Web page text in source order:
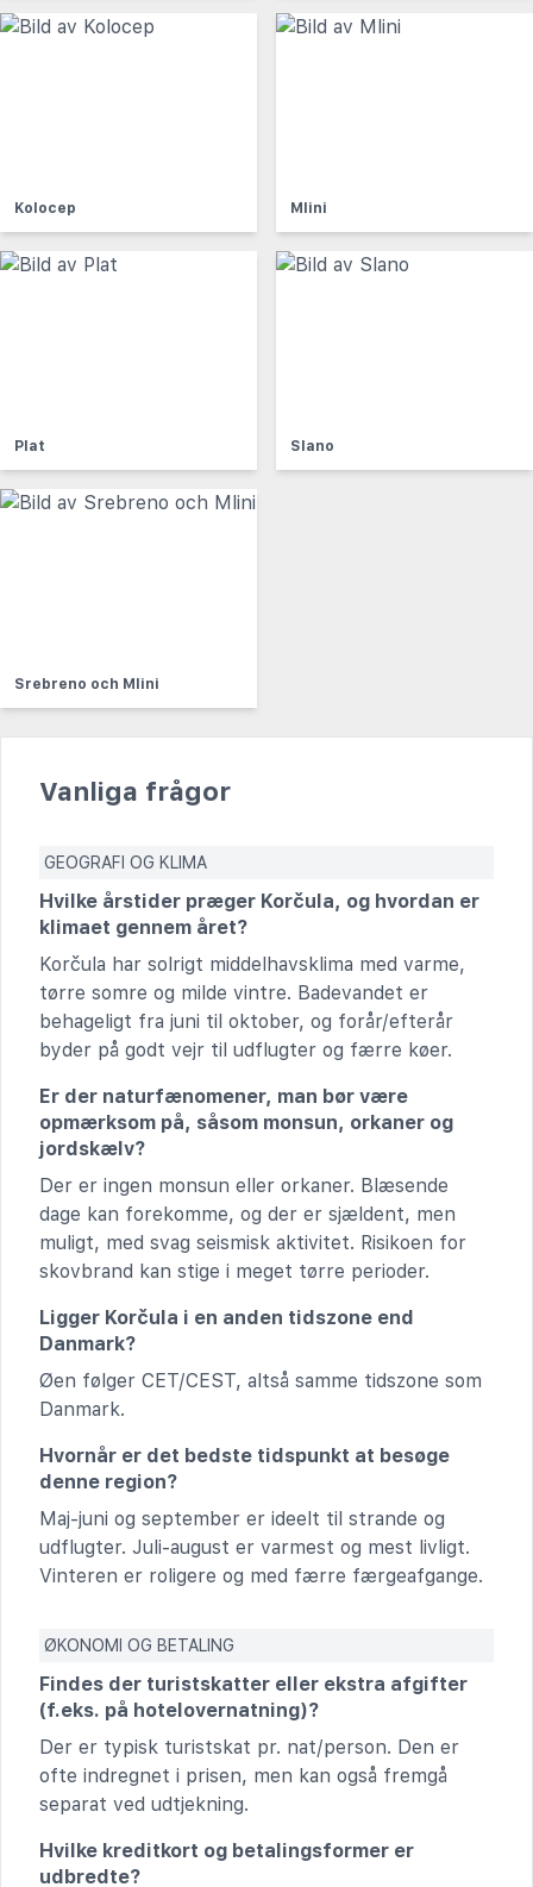
Kolocep Mlini
Plat Slano
Srebreno och Mlini
Vanliga frågor
GEOGRAFI OG KLIMA
Hvilke årstider præger Korčula, og hvordan er
klimaet gennem året?
Korčula har solrigt middelhavsklima med varme,
tørre somre og milde vintre. Badevandet er
behageligt fra juni til oktober, og forår/efterår
byder på godt vejr til udflugter og færre køer.
Er der naturfænomener, man bør være
opmærksom på, såsom monsun, orkaner og
jordskælv?
Der er ingen monsun eller orkaner. Blæsende
dage kan forekomme, og der er sjældent, men
muligt, med svag seismisk aktivitet. Risikoen for
skovbrand kan stige i meget tørre perioder.
Ligger Korčula i en anden tidszone end
Danmark?
Øen følger CET/CEST, altså samme tidszone som
Danmark.
Hvornår er det bedste tidspunkt at besøge
denne region?
Maj-juni og september er ideelt til strande og
udflugter. Juli-august er varmest og mest livligt.
Vinteren er roligere og med færre færgeafgange.
ØKONOMI OG BETALING
Findes der turistskatter eller ekstra afgifter
(f.eks. på hotelovernatning)?
Der er typisk turistskat pr. nat/person. Den er
ofte indregnet i prisen, men kan også fremgå
separat ved udtjekning.
Hvilke kreditkort og betalingsformer er
udbredte?